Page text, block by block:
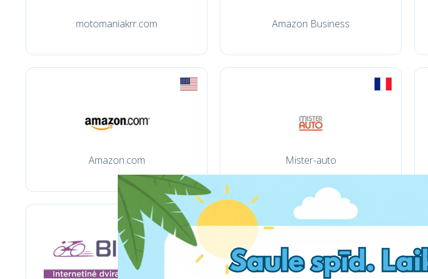
motomaniakrr.com Amazon Business
Amazon.com Mister-auto